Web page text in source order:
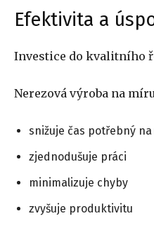
Efektivita a
Investice do kvalitního
Nerezová výroba na
snižuje čas potřebný
zjednodušuje práci
minimalizuje chyby
zvyšuje produktivitu